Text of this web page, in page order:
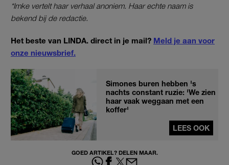
*Imke vertelt haar verhaal anoniem. Haar echte naam is
bekend bij de redactie.
Het beste van LINDA. direct in je mail? Meld je aan voor
onze nieuwsbrief.
Simones buren hebben 's
nachts constant ruzie: 'We zien
haar vaak weggaan met een
koffer'
LEES OOK
GOED ARTIKEL? DELEN MAAR.